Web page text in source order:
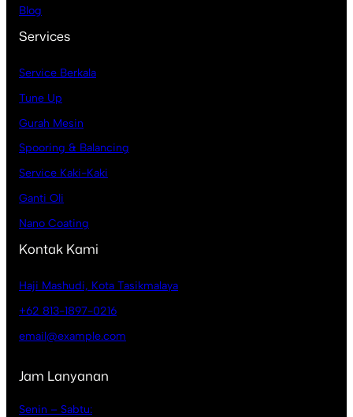
Blog
Services
Service Berkala
Tune Up
Gurah Mesin
Spooring & Balancing
Service Kaki-Kaki
Ganti Oli
Nano Coating
Kontak Kami
Haji Mashudi, Kota Tasikmalaya
+62 813-1897-0216
email@example.com
Jam Lanyanan
Senin – Sabtu: